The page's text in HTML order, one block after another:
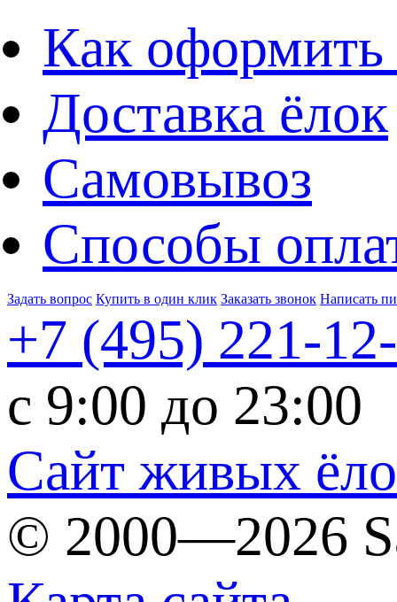
Как оформить
Доставка ёлок
Самовывоз
Способы
Задать вопрос Купить в один клик Заказать звонок Написать
+7 (495) 221-
c 9:00 до 23:00
Сайт живых
© 2000—2026